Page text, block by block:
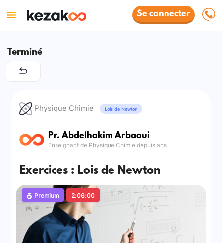
Se connecter
Terminé
Physique Chimie Lois de Newton
Pr. Abdelhakim Arbaoui
Enseignant de Physique Chimie depuis ans
Exercices : Lois de Newton
Premium 2:06:00